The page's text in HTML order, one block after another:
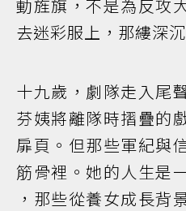
動旌旗，不是為反攻
去迷彩服上，那縷深
十九歲，劇隊走入尾
芬姨將離隊時摺疊的
扉頁。但那些軍紀與
筋骨裡。她的人生是
，那些從養女成長背